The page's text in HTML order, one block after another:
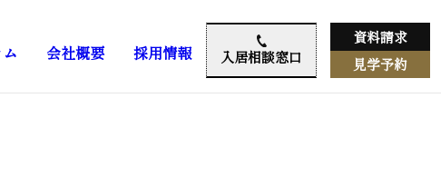
会社概要 採用情報 入居相談窓口
資料請求
見学予約